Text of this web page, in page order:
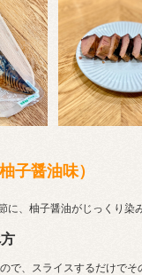
子醤油味）
に、柚子醤油がじっくり染
で、スライスするだけでそ